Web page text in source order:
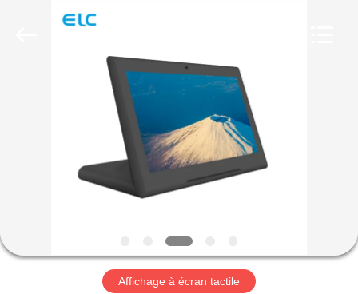
DE
NOUS
Affichage à écran tactile